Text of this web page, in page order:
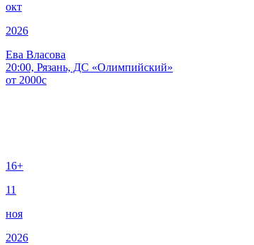
окт
2026
Ева Власова
20:00, Рязань, ДС «Олимпийский»
от 2000c
16+
11
ноя
2026